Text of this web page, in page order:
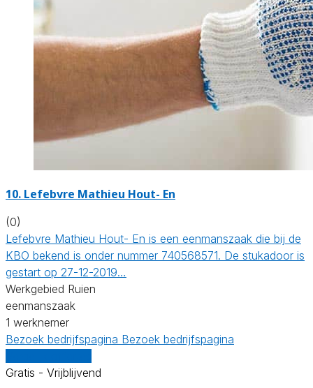
10. Lefebvre Mathieu Hout- En
(0)
Lefebvre Mathieu Hout- En is een eenmanszaak die bij de
KBO bekend is onder nummer 740568571. De stukadoor is
gestart op 27-12-2019…
Werkgebied Ruien
eenmanszaak
1 werknemer
Bezoek bedrijfspagina Bezoek bedrijfspagina
Gratis - Vrijblijvend